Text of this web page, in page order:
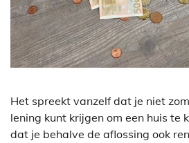
Het spreekt vanzelf dat je niet
lening kunt krijgen om een huis te
dat je behalve de aflossing ook